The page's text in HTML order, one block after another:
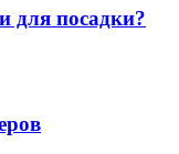
для посадки?